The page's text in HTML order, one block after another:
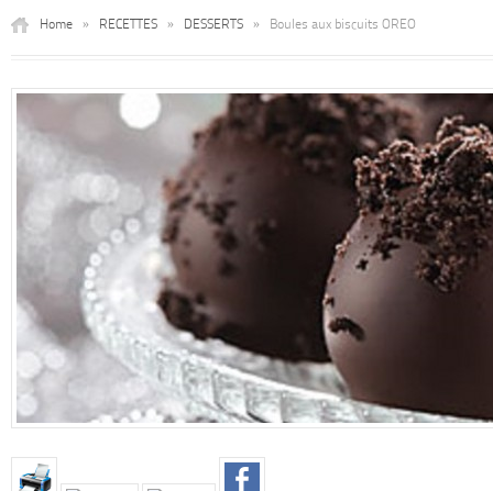
Home » RECETTES » DESSERTS » Boules aux biscuits OREO